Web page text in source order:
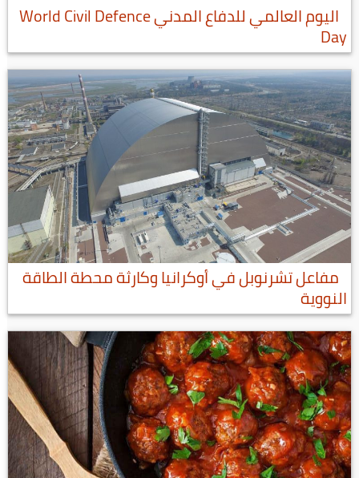
اليوم العالمي للدفاع المدني World Civil Defence
Day
مفاعل تشرنوبل في أوكرانيا وكارثة محطة الطاقة
النووية